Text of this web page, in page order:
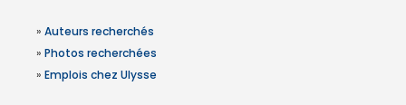
» Auteurs recherchés
» Photos recherchées
» Emplois chez Ulysse